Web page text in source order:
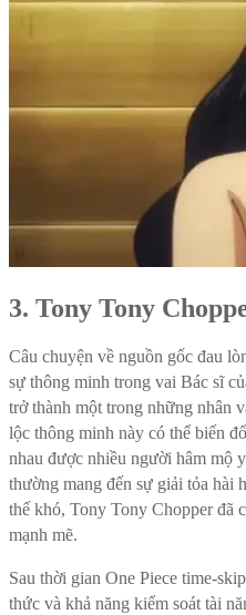
3. Tony Tony
Câu chuyện về nguồn gốc đau
sự thông minh trong vai Bác sĩ
trở thành một trong những nhân
lộc thông minh này có thể biến
nhau được nhiều người hâm mộ
thường mang đến sự giải tỏa hài
thế khó, Tony Tony Chopper đã
mạnh mẽ.
Sau thời gian One Piece time-
thức và khả năng kiểm soát tài